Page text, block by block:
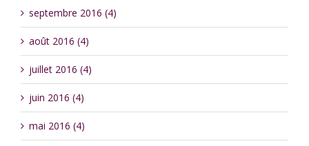
septembre 2016 (4)
août 2016 (4)
juillet 2016 (4)
juin 2016 (4)
mai 2016 (4)